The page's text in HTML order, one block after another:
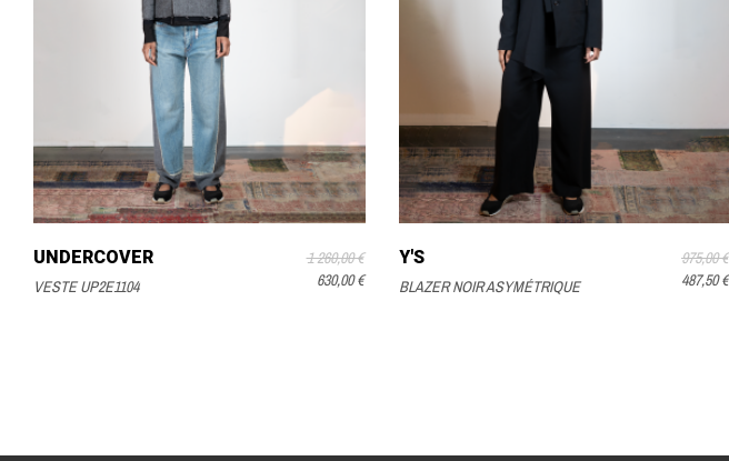
UNDERCOVER
VESTE UP2E1104
1 260,00 €
630,00 €
Y'S
BLAZER NOIR ASYMÉTRIQUE
975,00 €
487,50 €